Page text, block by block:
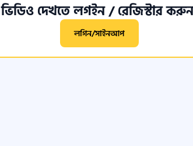
ভিডিও দেখতে লগইন / রেজিস্টার
লগিন/সাইনআপ